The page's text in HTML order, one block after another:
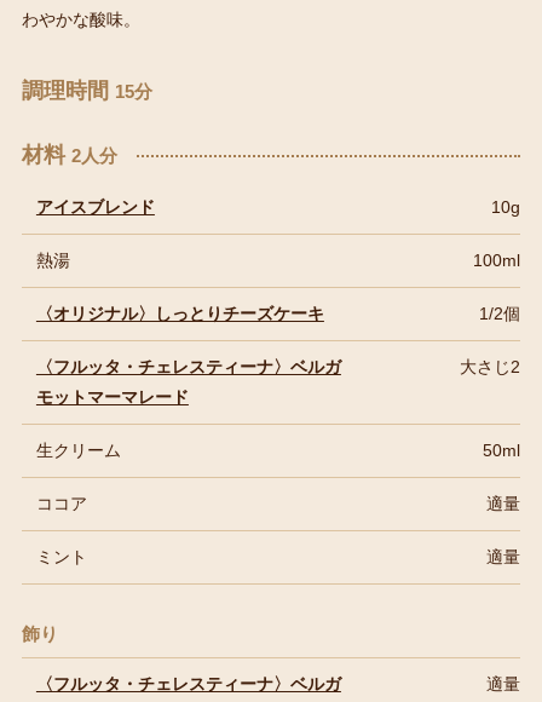
わやかな酸味。
調理時間 15分
材料 2人分
アイスブレンド 10g
熱湯 100ml
〈オリジナル〉しっとりチーズケーキ 1/2個
〈フルッタ・チェレスティーナ〉ベルガ
モットマーマレード
大さじ2
生クリーム 50ml
ココア 適量
ミント 適量
飾り
〈フルッタ・チェレスティーナ〉ベルガ
適量